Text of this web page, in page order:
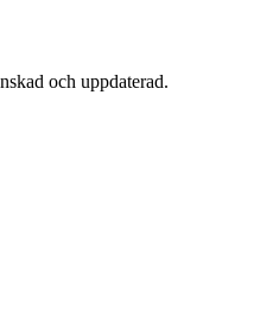
och uppdaterad.